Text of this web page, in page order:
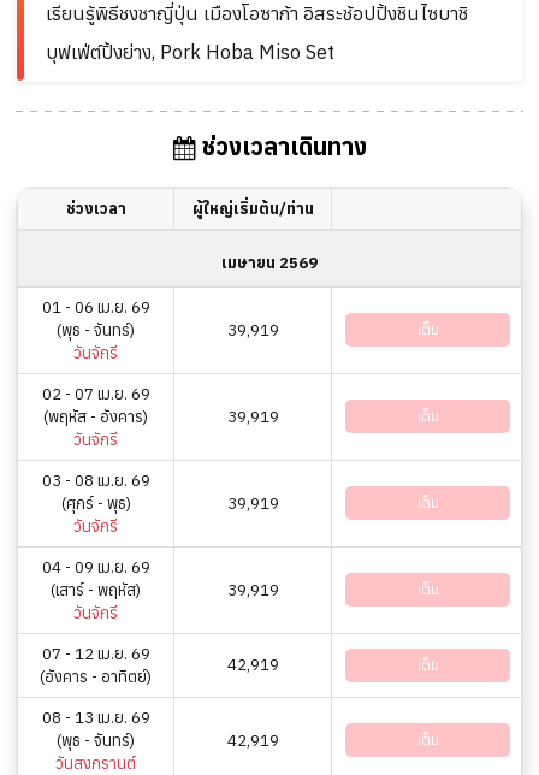
เรียนรู้พิธีชงชาญี่ปุ่น เมืองโอซาก้า อิสระช้อปปิ้งชินไซบาชิ
บุฟเฟ่ต์ปิ้งย่าง, Pork Hoba Miso Set
ช่วงเวลาเดินทาง
ช่วงเวลา ผู้ใหญ่เริ่มต้น/ท่าน
เมษายน 2569
01 - 06 เม.ย. 69
(พุธ - จันทร์)
วันจักรี
39,919 เต็ม
02 - 07 เม.ย. 69
(พฤหัส - อังคาร)
วันจักรี
39,919 เต็ม
03 - 08 เม.ย. 69
(ศุกร์ - พุธ)
วันจักรี
39,919 เต็ม
04 - 09 เม.ย. 69
(เสาร์ - พฤหัส)
วันจักรี
39,919 เต็ม
07 - 12 เม.ย. 69
(อังคาร - อาทิตย์)
42,919 เต็ม
08 - 13 เม.ย. 69
(พุธ - จันทร์)
วันสงกรานต์
42,919 เต็ม